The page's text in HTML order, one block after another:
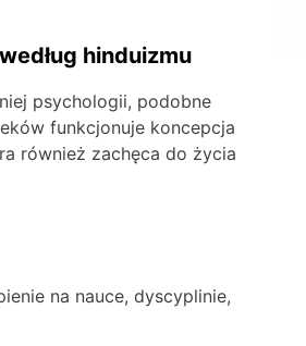
hinduizmu
psychologii, podobne
funkcjonuje koncepcja
również zachęca do życia
na nauce, dyscyplinie,